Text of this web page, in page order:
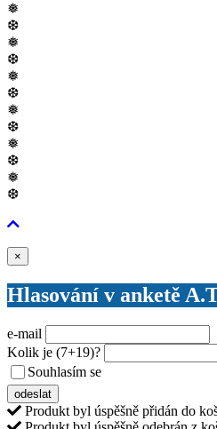
❅
❆
❅
❆
❅
❆
❅
❆
❅
❆
❅
❆
×
Hlasování v anketě
e-mail
Kolik je (7+19)?
Souhlasím se
odeslat
Produkt byl úspěšně přidán do